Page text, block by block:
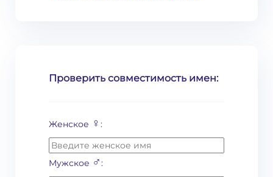
Проверить совместимость имен:
Женское ♀ :
Мужское ♂: